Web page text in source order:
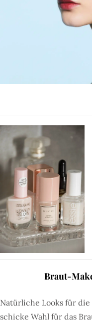
Braut-
Natürliche Looks für
schicke Wahl für das